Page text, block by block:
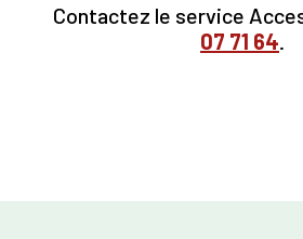
Contactez le service
07 71 64.